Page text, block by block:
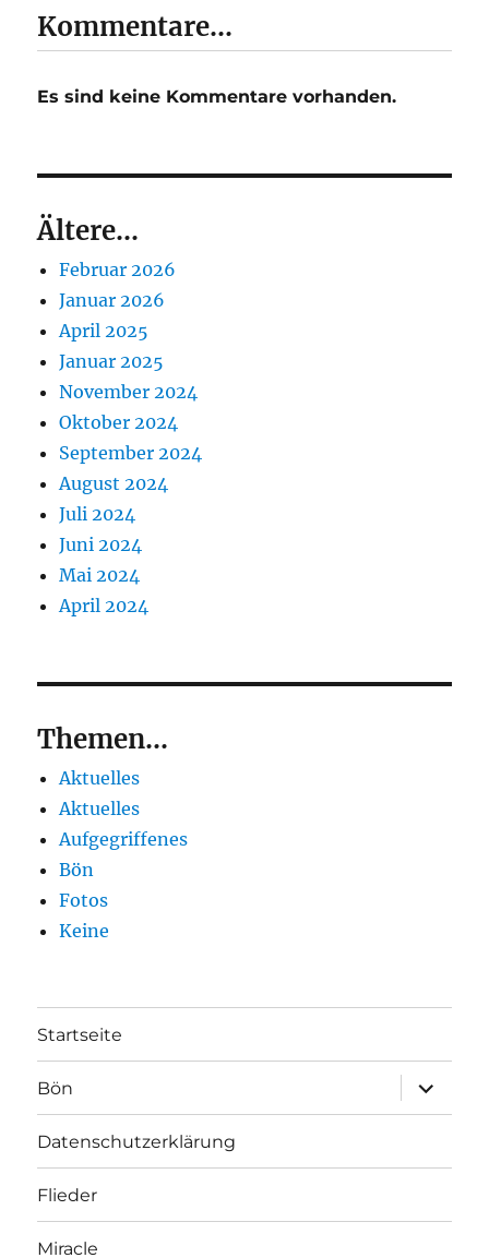
Kommentare...
Es sind keine Kommentare vorhanden.
Ältere...
Februar 2026
Januar 2026
April 2025
Januar 2025
November 2024
Oktober 2024
September 2024
August 2024
Juli 2024
Juni 2024
Mai 2024
April 2024
Themen...
Aktuelles
Aktuelles
Aufgegriffenes
Bön
Fotos
Keine
Startseite
Bön
öffnen
Datenschutzerklärung
Flieder
Miracle